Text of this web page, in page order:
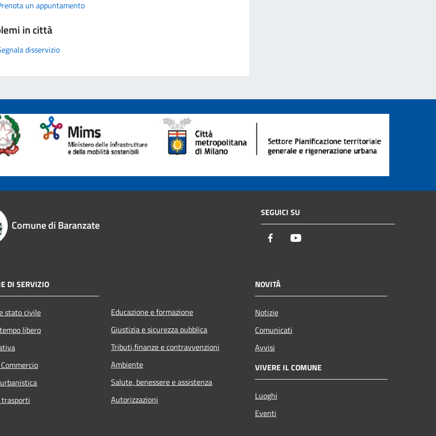
un appuntamento
in città
disservizio
Comune di Baranzate
SEGUICI SU
Facebook
DI SERVIZIO
stato civile
libero
Educazione e formazione
Giustizia e sicurezza pubblica
Tributi,finanze e contravvenzioni
Ambiente
Salute, benessere e assistenza
Autorizzazioni
NOVITÀ
Notizie
Comunicati
Avvisi
VIVERE IL COMUNE
Luoghi
Eventi